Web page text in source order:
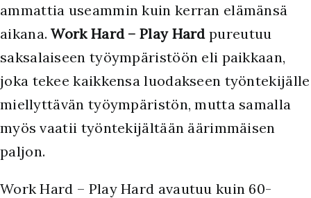
ammattia useammin kuin kerran elämänsä
aikana.Work Hard – Play Hardpureutuu
saksalaiseen työympäristöön eli paikkaan,
joka tekee kaikkensa luodakseen työntekijälle
miellyttävän työympäristön, mutta samalla
myös vaatii työntekijältään äärimmäisen
paljon.
Work Hard – Play Hard avautuu kuin 60-